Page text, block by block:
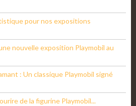
pour nos expositions
nouvelle exposition Playmobil au
: Un classique Playmobil signé
de la figurine Playmobil...